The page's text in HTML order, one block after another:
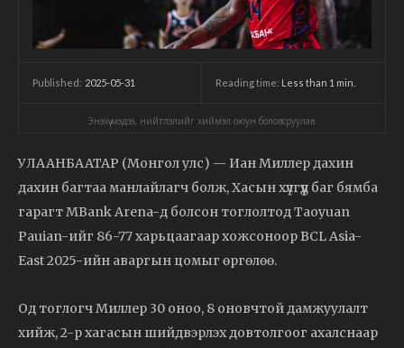
Published: 2025-05-31 Reading time: Less than 1 min.
Энэхүү мэдээ, нийтлэлийг хиймэл оюун боловсруулав.
УЛААНБААТАР (Монгол улс) — Иан Миллер дахин
дахин багтаа манлайлагч болж, Хасын хүлгүүд баг бямба
гарагт MBank Arena-д болсон тоглолтод Taoyuan
Pauian-ийг 86-77 харьцаагаар хожсоноор BCL Asia-
East 2025-ийн аваргын цомыг өргөлөө.
Од тоглогч Миллер 30 оноо, 8 оновчтой дамжуулалт
хийж, 2-р хагасын шийдвэрлэх довтолгоог ахалснаар